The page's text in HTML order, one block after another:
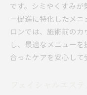
です。シミやくすみ
ー促進に特化したメ
ロンでは、施術前の
し、最適なメニュー
合ったケアを安心して